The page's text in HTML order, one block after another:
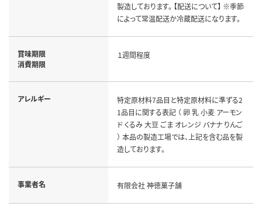
製造しております。 【配送について】 ※季節
によって常温配送か冷蔵配送になります。
賞味期限
消費期限
１週間程度
アレルギー
特定原材料7品目と特定原材料に準ずる2
1品目に関する表記 （ 卵 乳 小麦 アーモン
ド くるみ 大豆 ごま オレンジ バナナ りんご
） 本品の製造工場では、上記を含む品を製
造しております。
事業者名 有限会社 神徳菓子舗